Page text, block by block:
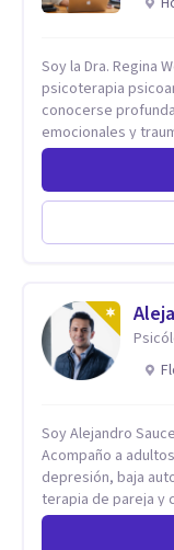
Soy la Dra. Regina
psicoterapia
conocerse
emocionales y
trabajado en
Psiquiátrico San
Bernardino,
Integración
en comunidades
Soy Alejandro
Acompaño a
depresión, baja
terapia de pareja y
profundidad los